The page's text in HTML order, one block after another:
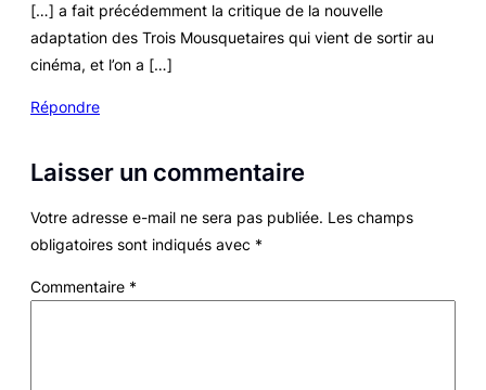
[…] a fait précédemment la critique de la nouvelle
adaptation des Trois Mousquetaires qui vient de sortir au
cinéma, et l’on a […]
Répondre
Laisser un commentaire
Votre adresse e-mail ne sera pas publiée. Les champs
obligatoires sont indiqués avec *
Commentaire *